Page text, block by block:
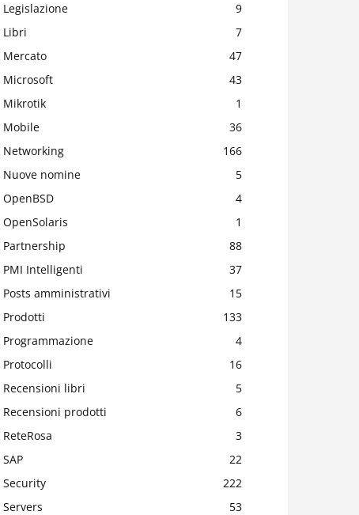
Legislazione
9
Libri
7
Mercato
47
Microsoft
43
Mikrotik
1
Mobile
36
Networking
166
Nuove nomine
5
OpenBSD
4
OpenSolaris
1
Partnership
88
PMI Intelligenti
37
Posts amministrativi
15
Prodotti
133
Programmazione
4
Protocolli
16
Recensioni libri
5
Recensioni prodotti
6
ReteRosa
3
SAP
22
Security
222
Servers
53